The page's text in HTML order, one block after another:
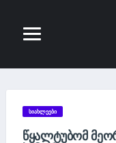
ᲡᲘᲐᲮᲚᲔᲔᲑᲘ
ᲬᲧᲐᲚᲢᲣᲑᲝᲛ